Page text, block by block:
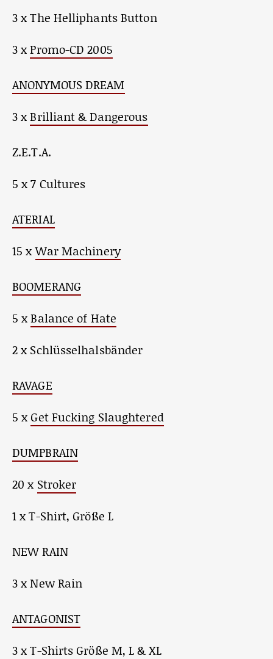
3 x The Helliphants Button
3 xPromo-CD 2005
ANONYMOUS DREAM
3 xBrilliant & Dangerous
Z.E.T.A.
5 x 7 Cultures
ATERIAL
15 xWar Machinery
BOOMERANG
5 xBalance of Hate
2 x Schlüsselhalsbänder
RAVAGE
5 x Get Fucking Slaughtered
DUMPBRAIN
20 x Stroker
1 x T-Shirt, Größe L
NEW RAIN
3 x New Rain
ANTAGONIST
3 x T-Shirts Größe M, L & XL